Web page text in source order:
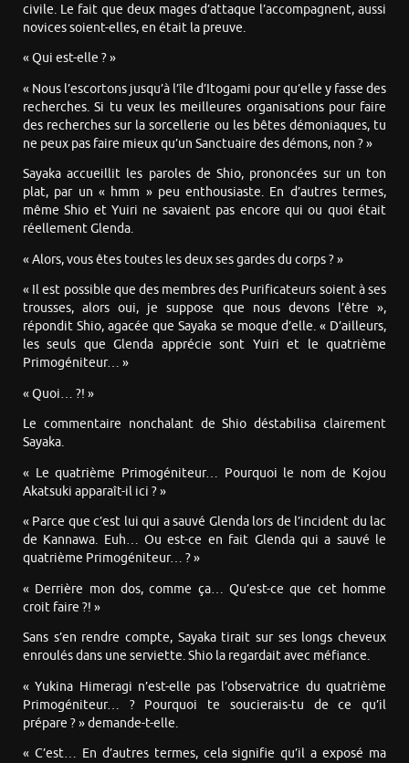
civile. Le fait que deux mages d’attaque l’accompagnent, aussi
novices soient-elles, en était la preuve.
« Qui est-elle ? »
« Nous l’escortons jusqu’à l’île d’Itogami pour qu’elle y fasse des
recherches. Si tu veux les meilleures organisations pour faire
des recherches sur la sorcellerie ou les bêtes démoniaques, tu
ne peux pas faire mieux qu’un Sanctuaire des démons, non ? »
Sayaka accueillit les paroles de Shio, prononcées sur un ton
plat, par un « hmm » peu enthousiaste. En d’autres termes,
même Shio et Yuiri ne savaient pas encore qui ou quoi était
réellement Glenda.
« Alors, vous êtes toutes les deux ses gardes du corps ? »
« Il est possible que des membres des Purificateurs soient à ses
trousses, alors oui, je suppose que nous devons l’être »,
répondit Shio, agacée que Sayaka se moque d’elle. « D’ailleurs,
les seuls que Glenda apprécie sont Yuiri et le quatrième
Primogéniteur… »
« Quoi… ?! »
Le commentaire nonchalant de Shio déstabilisa clairement
Sayaka.
« Le quatrième Primogéniteur… Pourquoi le nom de Kojou
Akatsuki apparaît-il ici ? »
« Parce que c’est lui qui a sauvé Glenda lors de l’incident du lac
de Kannawa. Euh… Ou est-ce en fait Glenda qui a sauvé le
quatrième Primogéniteur… ? »
« Derrière mon dos, comme ça… Qu’est-ce que cet homme
croit faire ?! »
Sans s’en rendre compte, Sayaka tirait sur ses longs cheveux
enroulés dans une serviette. Shio la regardait avec méfiance.
« Yukina Himeragi n’est-elle pas l’observatrice du quatrième
Primogéniteur… ? Pourquoi te soucierais-tu de ce qu’il
prépare ? » demande-t-elle.
« C’est… En d’autres termes, cela signifie qu’il a exposé ma